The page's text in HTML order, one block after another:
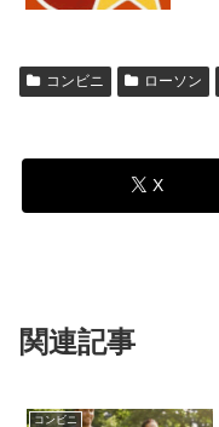
コンビニ ローソン
X
関連記事
コンビニ